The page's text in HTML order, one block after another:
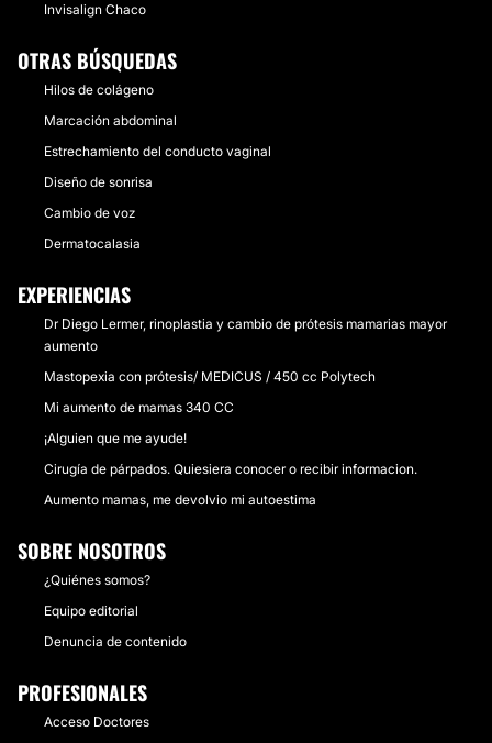
Invisalign Chaco
OTRAS BÚSQUEDAS
Hilos de colágeno
Marcación abdominal
Estrechamiento del conducto vaginal
Diseño de sonrisa
Cambio de voz
Dermatocalasia
EXPERIENCIAS
Dr Diego Lermer, rinoplastia y cambio de prótesis mamarias mayor
aumento
Mastopexia con prótesis/ MEDICUS / 450 cc Polytech
Mi aumento de mamas 340 CC
¡Alguien que me ayude!
Cirugía de párpados. Quiesiera conocer o recibir informacion.
Aumento mamas, me devolvio mi autoestima
SOBRE NOSOTROS
¿Quiénes somos?
Equipo editorial
Denuncia de contenido
PROFESIONALES
Acceso Doctores